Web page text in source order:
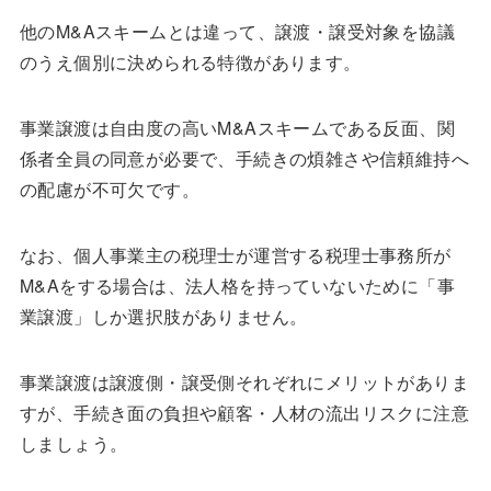
他のM&Aスキームとは違って、譲渡・譲受対象を協議
のうえ個別に決められる特徴があります。
事業譲渡は自由度の高いM&Aスキームである反面、関
係者全員の同意が必要で、手続きの煩雑さや信頼維持へ
の配慮が不可欠です。
なお、個人事業主の税理士が運営する税理士事務所が
M&Aをする場合は、法人格を持っていないために「事
業譲渡」しか選択肢がありません。
事業譲渡は譲渡側・譲受側それぞれにメリットがありま
すが、手続き面の負担や顧客・人材の流出リスクに注意
しましょう。